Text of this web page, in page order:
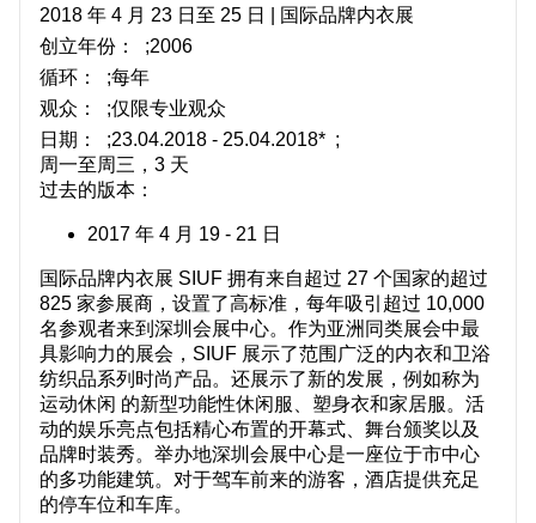
工厂展示
联系我们
关于我们
2018 年 4 月 23 日至 25 日 | 国际品牌内衣展
创立年份： ;2006
循环： ;每年
观众： ;仅限专业观众
日期： ;23.04.2018 - 25.04.2018* ;
周一至周三，3 天
过去的版本：
2017 年 4 月 19 - 21 日
国际品牌内衣展 SIUF 拥有来自超过 27 个国家的超过
825 家参展商，设置了高标准，每年吸引超过 10,000
名参观者来到深圳会展中心。作为亚洲同类展会中最
具影响力的展会，SIUF 展示了范围广泛的内衣和卫浴
纺织品系列时尚产品。还展示了新的发展，例如称为
运动休闲 的新型功能性休闲服、塑身衣和家居服。活
动的娱乐亮点包括精心布置的开幕式、舞台颁奖以及
品牌时装秀。举办地深圳会展中心是一座位于市中心
的多功能建筑。对于驾车前来的游客，酒店提供充足
的停车位和车库。